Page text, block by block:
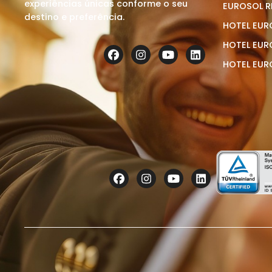
experiências únicas conforme o seu
destino e preferência.
EUROSOL
HOTEL
HOTEL
HOTEL